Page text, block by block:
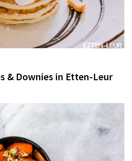
& Downies in Etten-Leur